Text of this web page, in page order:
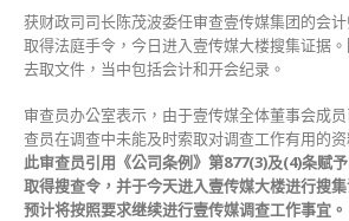
行
动！〉
中
获财政司司长陈茂波委任审查壹传媒集团的会
取得法庭手令，今日进入壹传媒大楼搜集证据
去取文件，当中包括会计和开会纪录。
审查员办公室表示，由于壹传媒全体董事会成
查员在调查中未能及时索取对调查工作有用的资
此审查员引用《公司条例》第877(3)及(4)条赋
取得搜查令，并于今天进入壹传媒大楼进行搜
预计将按照要求继续进行壹传媒调查工作事宜。